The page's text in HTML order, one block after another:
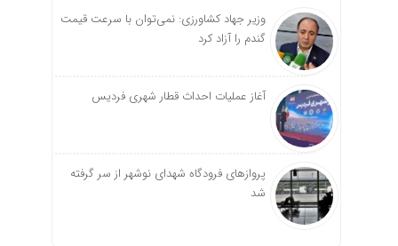
وزیر جهاد کشاورزی: نمی‌توان با سرعت قیمت
گندم را آزاد کرد
آغاز عملیات احداث قطار شهری فردیس
پروازهای فرودگاه شهدای نوشهر از سر گرفته
شد